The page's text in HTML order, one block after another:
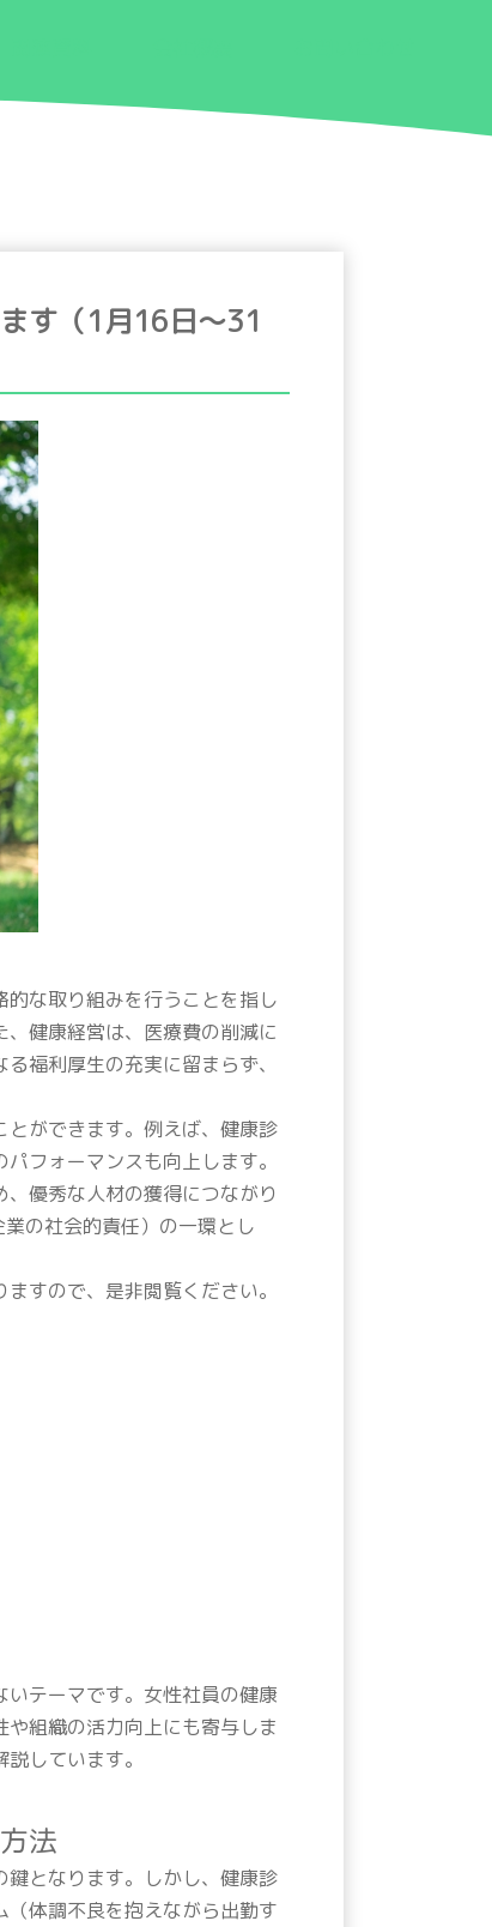
す（1月16日〜31
な取り組みを行うことを指し
健康経営は、医療費の削減に
福利厚生の充実に留まらず、
ができます。例えば、健康診
フォーマンスも向上します。
優秀な人材の獲得につながり
の社会的責任）の一環とし
すので、是非閲覧ください。
テーマです。女性社員の健康
組織の活力向上にも寄与しま
しています。
法
となります。しかし、健康診
体調不良を抱えながら出勤す